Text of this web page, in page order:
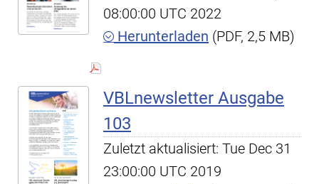
08:00:00 UTC 2022
Herunterladen (PDF, 2,5 MB)
VBLnewsletter Ausgabe
103
Zuletzt aktualisiert: Tue Dec 31
23:00:00 UTC 2019